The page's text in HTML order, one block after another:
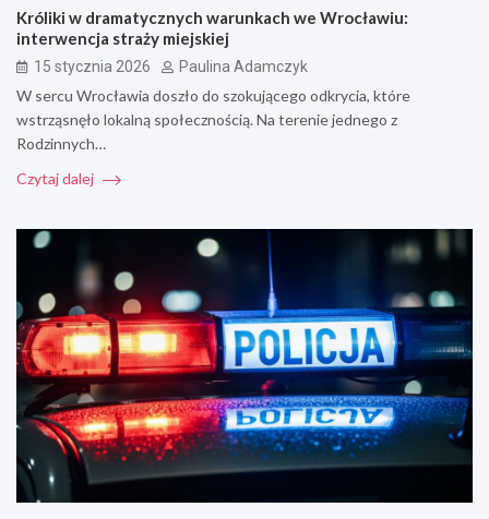
Króliki w dramatycznych warunkach we Wrocławiu:
interwencja straży miejskiej
15 stycznia 2026 Paulina Adamczyk
W sercu Wrocławia doszło do szokującego odkrycia, które
wstrząsnęło lokalną społecznością. Na terenie jednego z
Rodzinnych…
Czytaj dalej